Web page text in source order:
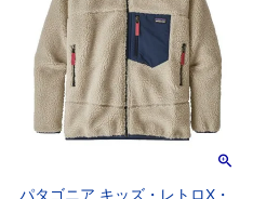
パタゴニア キッズ・レトロX・